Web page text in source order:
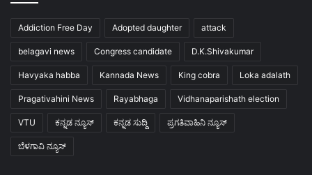
Addiction Free Day Adopted daughter attack
belagavi news Congress candidate D.K.Shivakumar
Havyaka habba Kannada News King cobra Loka adalath
Pragativahini News Rayabhaga Vidhanaparishath election
VTU ಕನ್ನಡ ನ್ಯೂಸ್ ಕನ್ನಡ ಸುದ್ದಿ ಪ್ರಗತಿವಾಹಿನಿ ನ್ಯೂಸ್
ಬೆಳಗಾವಿ ನ್ಯೂಸ್